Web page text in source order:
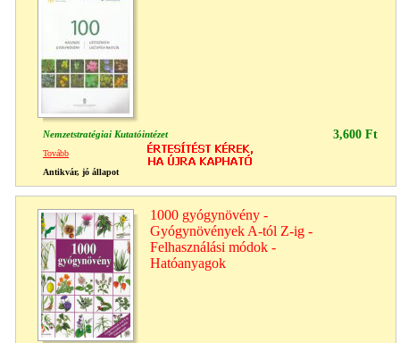
Nemzetstratégiai Kutatóintézet 3,600 Ft
Tovább
Antikvár, jó állapot
1000 gyógynövény -
Gyógynövények A-tól Z-ig -
Felhasználási módok -
Hatóanyagok